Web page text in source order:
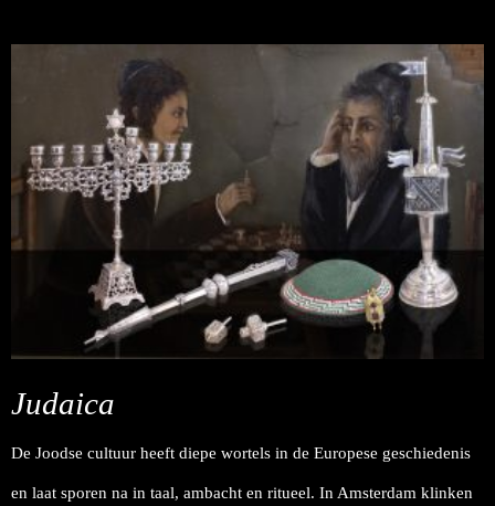
Judaica
De Joodse cultuur heeft diepe wortels in de Europese geschiedenis
en laat sporen na in taal, ambacht en ritueel. In Amsterdam klinken